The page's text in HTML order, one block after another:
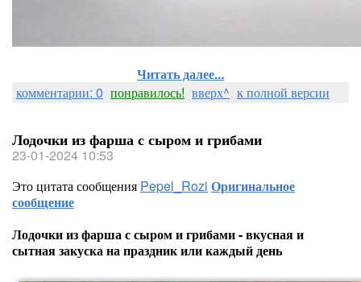
Читать далее...
комментарии: 0 понравилось! вверх^ к полной версии
Лодочки из фарша с сыром и грибами
23-01-2024 10:53
Это цитата сообщения Pepel_Rozi Оригинальное
сообщение
Лодочки из фарша с сыром и грибами - вкусная и
сытная закуска на праздник или каждый день